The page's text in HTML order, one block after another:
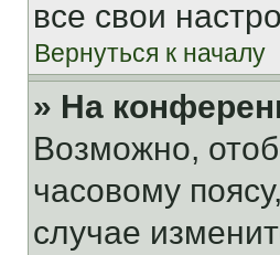
все свои
Вернуться к началу
» На
Возможно,
часовому
случае